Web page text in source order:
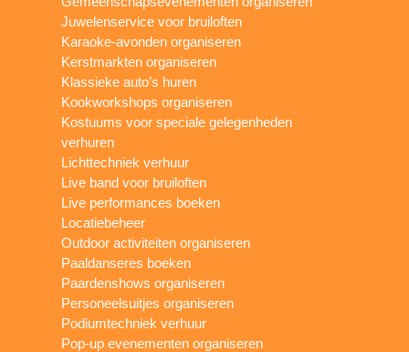
Juwelenservice voor bruiloften
Karaoke-avonden organiseren
Kerstmarkten organiseren
Klassieke auto’s huren
Kookworkshops organiseren
Kostuums voor speciale gelegenheden
verhuren
Lichttechniek verhuur
Live band voor bruiloften
Live performances boeken
Locatiebeheer
Outdoor activiteiten organiseren
Paaldanseres boeken
Paardenshows organiseren
Personeelsuitjes organiseren
Podiumtechniek verhuur
Pop-up evenementen organiseren